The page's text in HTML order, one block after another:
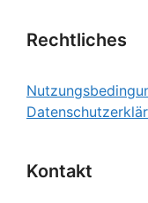
Rechtliches
Kontakt